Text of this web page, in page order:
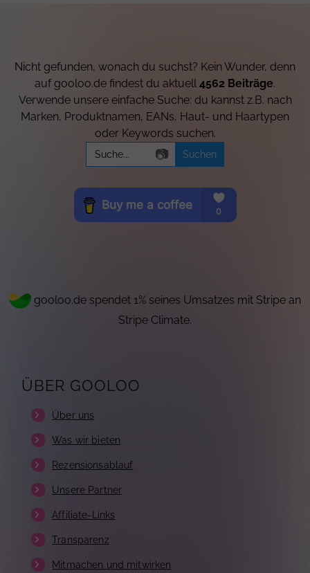
Nicht gefunden, wonach du suchst? Kein Wunder, denn
auf gooloo.de findest du aktuell 4562 Beiträge.
Verwende unsere einfache Suche: du kannst z.B. nach
Marken, Produktnamen, EANs, Haut- und Haartypen
oder Keywords suchen.
Search
for:
📷
gooloo.de spendet 1% seines Umsatzes mit Stripe an
Stripe Climate.
ÜBER GOOLOO
Über uns
Was wir bieten
Rezensionsablauf
Unsere Partner
Affiliate-Links
Transparenz
Mitmachen und mitwirken